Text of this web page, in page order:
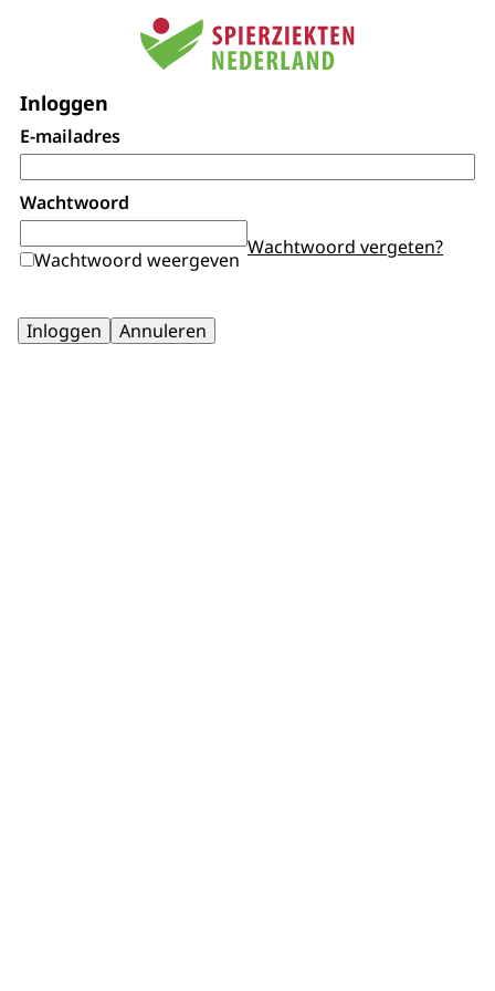
Inloggen
E-mailadres
Wachtwoord
Wachtwoord weergeven
Wachtwoord vergeten?
Inloggen Annuleren